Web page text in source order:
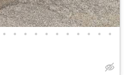
• • • • • • • • • • •